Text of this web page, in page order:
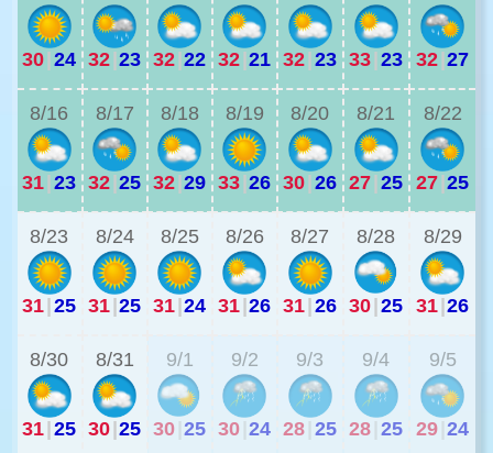
30|24 32|23 32|22 32|21 32|23 33|23 32|27
8/16
31|23
8/17
32|25
8/18
32|29
8/19
33|26
8/20
30|26
8/21
27|25
8/22
27|25
8/23
31|25
8/24
31|25
8/25
31|24
8/26
31|26
8/27
31|26
8/28
30|25
8/29
31|26
8/30
31|25
8/31
30|25
9/1
30 25
9/2
30 24
9/3
28 25
9/4
28 25
9/5
29 24